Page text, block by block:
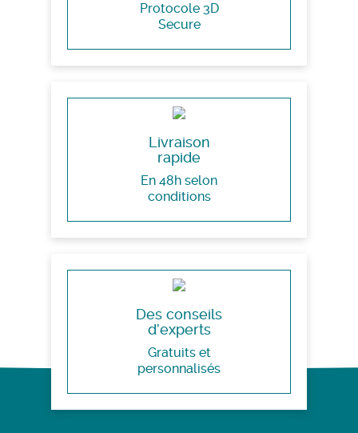
Protocole 3D
Secure
Livraison
rapide
En 48h selon
conditions
Des conseils
d’experts
Gratuits et
personnalisés